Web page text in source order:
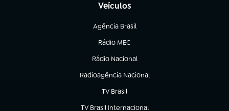
Veículos
Agência Brasil
(abre em nova aba)
Rádio MEC
Rádio Nacional
(abre em nova aba)
Radioagência Nacional
(abre em nova aba)
TV Brasil
(abre em nova aba)
TV Brasil Internacional